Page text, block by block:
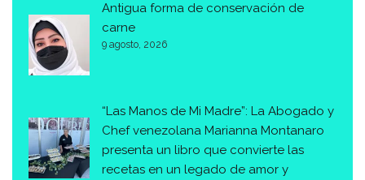
Antigua forma de conservación de
carne
9 agosto, 2026
“Las Manos de Mi Madre”: La Abogado y
Chef venezolana Marianna Montanaro
presenta un libro que convierte las
recetas en un legado de amor y